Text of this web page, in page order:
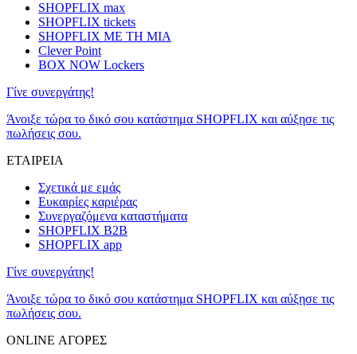
SHOPFLIX max
SHOPFLIX tickets
SHOPFLIX ΜΕ ΤΗ ΜΙΑ
Clever Point
BOX NOW Lockers
Γίνε συνεργάτης!
Άνοιξε τώρα το δικό σου κατάστημα SHOPFLIX και αύξησε τις
πωλήσεις σου.
ΕΤΑΙΡΕΙΑ
Σχετικά με εμάς
Ευκαιρίες καριέρας
Συνεργαζόμενα καταστήματα
SHOPFLIX B2B
SHOPFLIX app
Γίνε συνεργάτης!
Άνοιξε τώρα το δικό σου κατάστημα SHOPFLIX και αύξησε τις
πωλήσεις σου.
ONLINE ΑΓΟΡΕΣ